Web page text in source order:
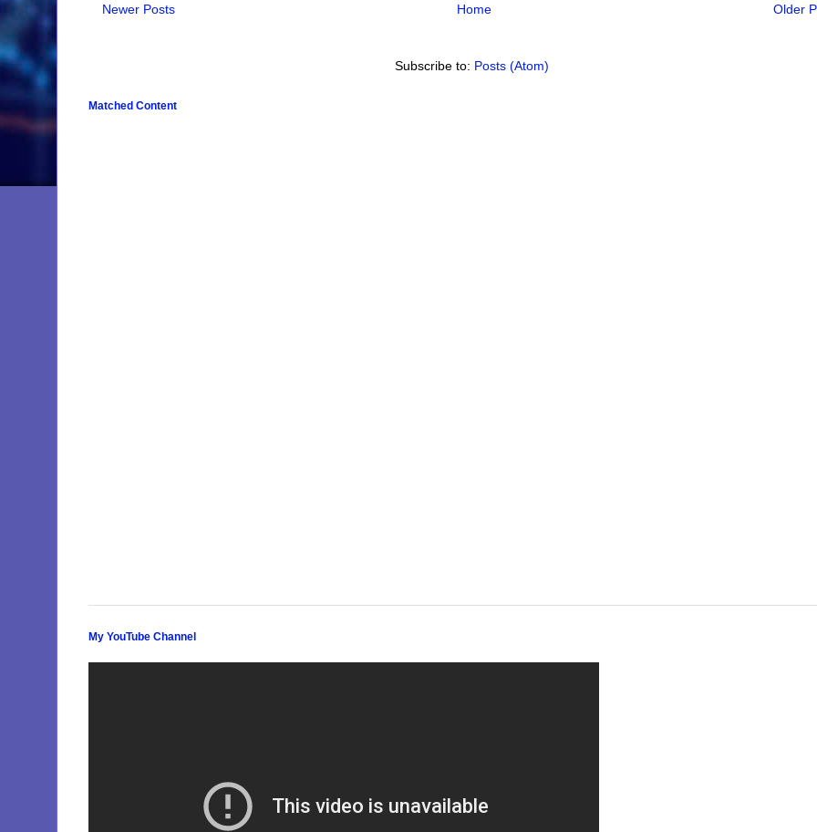
Newer Posts Older
Home
Subscribe to: Posts (Atom)
Matched Content
My YouTube Channel